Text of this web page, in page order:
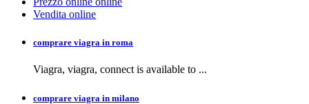
Vendita online
comprare viagra in roma
Viagra, viagra, connect is available to ...
comprare viagra in milano